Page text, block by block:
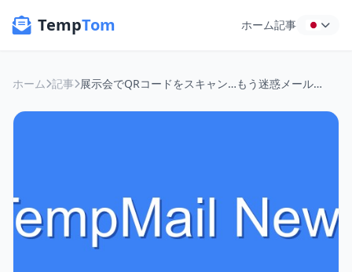
TempTom ホーム記事
ホーム 記事 展示会でQRコードをスキャン…もう迷惑メールに悩まない！使い捨てメールアドレス活用術